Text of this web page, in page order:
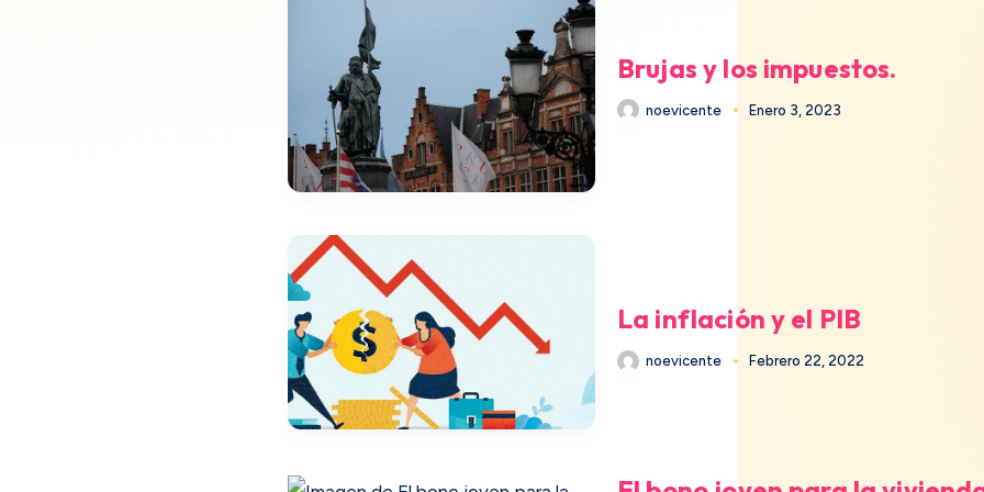
Brujas y los impuestos.
noevicente Enero 3, 2023
La inflación y el PIB
noevicente Febrero 22, 2022